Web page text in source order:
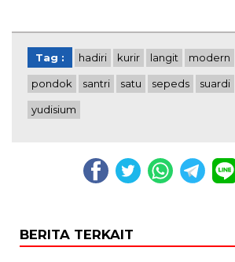
Tag : hadiri kurir langit modern
pondok santri satu sepeds suardi
yudisium
BERITA TERKAIT